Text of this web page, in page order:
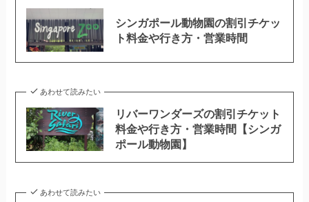
シンガポール動物園の割引チケッ
ト料金や行き方・営業時間
あわせて読みたい
リバーワンダーズの割引チケット
料金や行き方・営業時間【シンガ
ポール動物園】
あわせて読みたい